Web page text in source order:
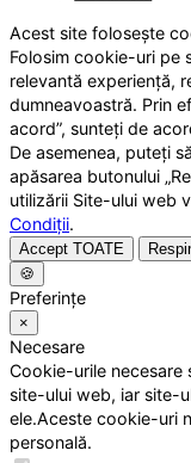
Acest site folosește
Folosim cookie-uri pe
relevantă experiență,
dumneavoastră. Prin
acord”, sunteți de
De asemenea, puteți
apăsarea butonului
utilizării Site-ului web
Condiții.
Accept TOATE
🍪
Preferințe
×
Necesare
Cookie-urile necesare
site-ului web, iar site-
ele.Aceste cookie-uri
personală.